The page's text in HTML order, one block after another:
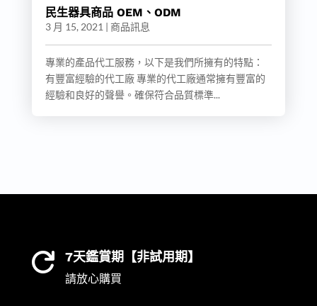
民生器具商品 OEM、ODM
3 月 15, 2021 | 商品訊息
專業的產品代工服務，以下是我們所擁有的特點：
有豐富經驗的代工廠 專業的代工廠通常擁有豐富的
經驗和良好的聲譽。確保符合品質標準...
 7天鑑賞期【非試用期】
請放心購買